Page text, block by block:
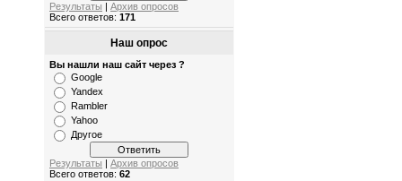
Результаты
Архив опросов
Всего ответов: 171
Наш опрос
Вы нашли наш сайт через ?
Google
Yandex
Rambler
Yahoo
Другое
Результаты
Архив опросов
Всего ответов: 62